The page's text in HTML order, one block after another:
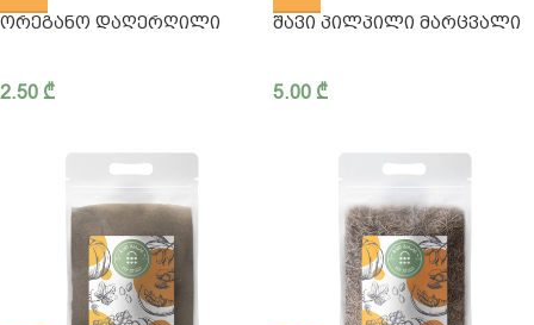
ᲝᲠᲔᲒᲐᲜᲝ ᲓᲐᲦᲔᲠᲦᲘᲚᲘ
2.50 ₾
ᲨᲐᲕᲘ ᲞᲘᲚᲞᲘᲚᲘ ᲛᲐᲠᲪᲕᲐᲚᲘ
5.00 ₾